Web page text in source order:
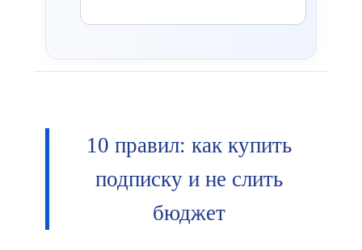
10 правил: как купить
подписку и не слить
бюджет